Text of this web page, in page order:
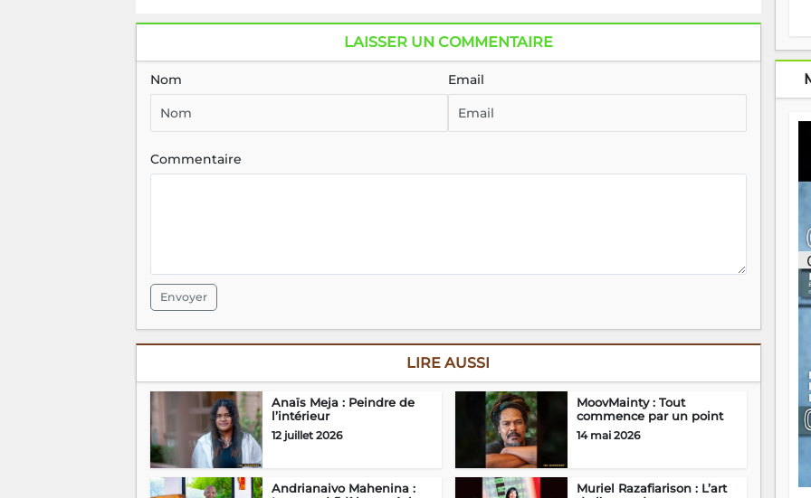
LAISSER UN COMMENTAIRE
Nom Email
Commentaire
Envoyer
LIRE AUSSI
Anaïs Meja : Peindre de
l’intérieur
12 juillet 2026
MoovMainty : Tout
commence par un point
14 mai 2026
Andrianaivo Mahenina :
Muriel Razafiarison : L’art